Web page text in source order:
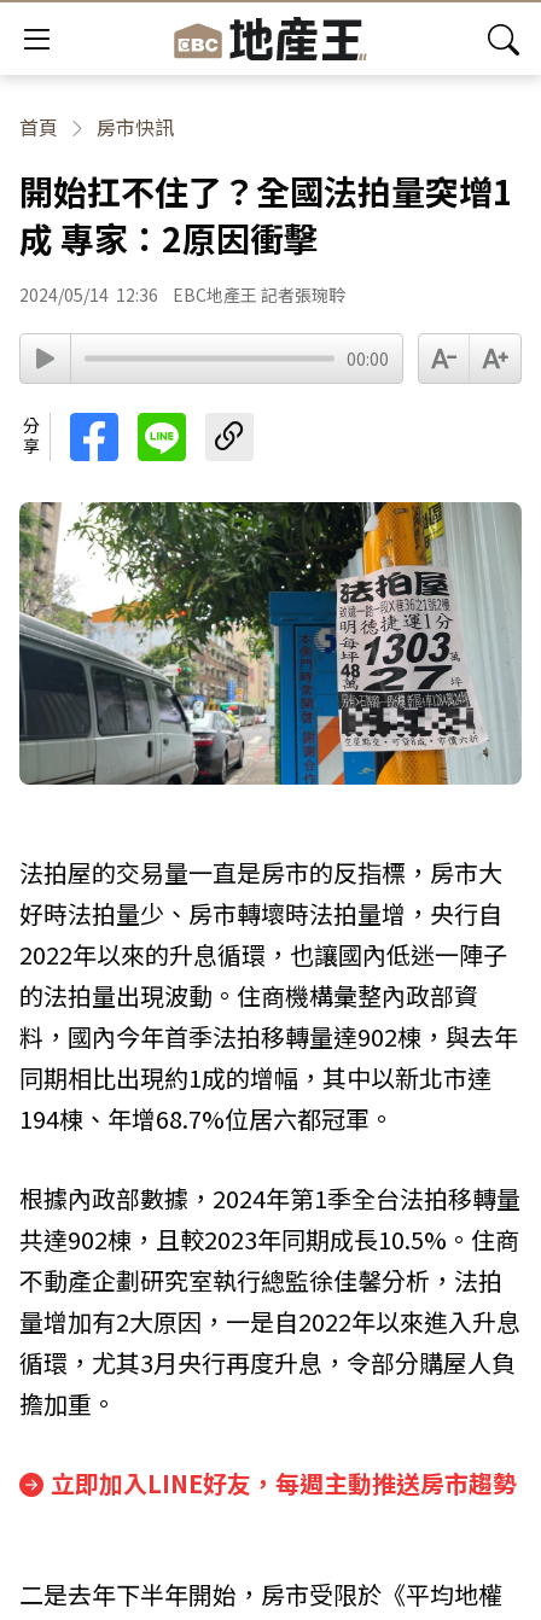
首頁 房市快訊
開始扛不住了？全國法拍量突增1
成 專家：2原因衝擊
2024/05/14 12:36 EBC地產王 記者張琬聆
00:00
分享
法拍屋的交易量一直是房市的反指標，房市大
好時法拍量少、房市轉壞時法拍量增，央行自
2022年以來的升息循環，也讓國內低迷一陣子
的法拍量出現波動。住商機構彙整內政部資
料，國內今年首季法拍移轉量達902棟，與去年
同期相比出現約1成的增幅，其中以新北市達
194棟、年增68.7%位居六都冠軍。
根據內政部數據，2024年第1季全台法拍移轉量
共達902棟，且較2023年同期成長10.5%。住商
不動產企劃研究室執行總監徐佳馨分析，法拍
量增加有2大原因，一是自2022年以來進入升息
循環，尤其3月央行再度升息，令部分購屋人負
擔加重。
立即加入LINE好友，每週主動推送房市趨勢
二是去年下半年開始，房市受限於《平均地權